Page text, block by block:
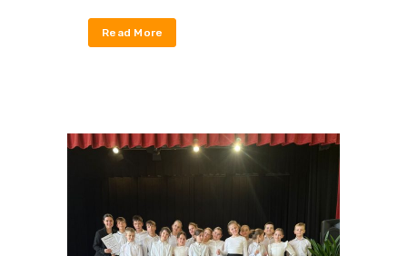
Read More